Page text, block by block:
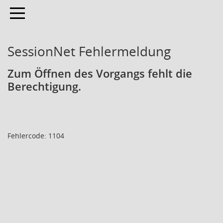
Toggle navigation
SessionNet Fehlermeldung
Zum Öffnen des Vorgangs fehlt die
Berechtigung.
Fehlercode: 1104